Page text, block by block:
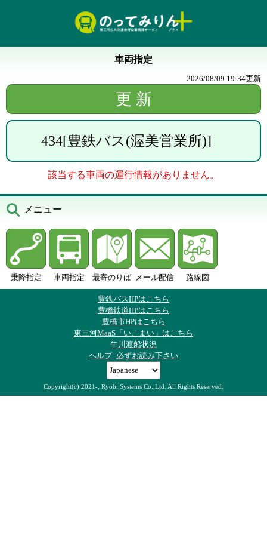
車両指定
2026/08/09 19:34更新
434[豊鉄バス(渥美営業所)]
該当する車両の運行情報がありません。
メニュー
乗降指定 車両指定 最寄のりば メール配信 路線図
豊鉄バスHPはこちら
豊橋鉄道HPはこちら
豊橋市HPはこちら
東三河MaaS「いこまい」はこちら
牛川渡船状況
ヘルプ 必ずお読み下さい
Copyright(c) 2021-, Ryobi Systems Co.,Ltd. All Rights Reserved.